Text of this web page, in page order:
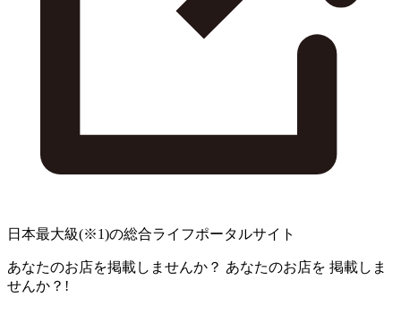
日本最大級(※1)の総合ライフポータルサイト
あなたのお店を掲載しませんか？ あなたのお店を 掲載しま
せんか？!